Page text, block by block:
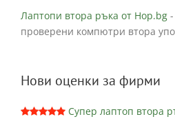
Лаптопи втора ръка от Hop.bg
проверени компютри втора
Нови оценки за фирми
Супер лаптоп втора